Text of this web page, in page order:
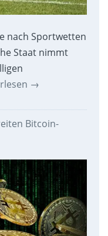
nach Sportwetten
Staat nimmt
→
Bitcoin-